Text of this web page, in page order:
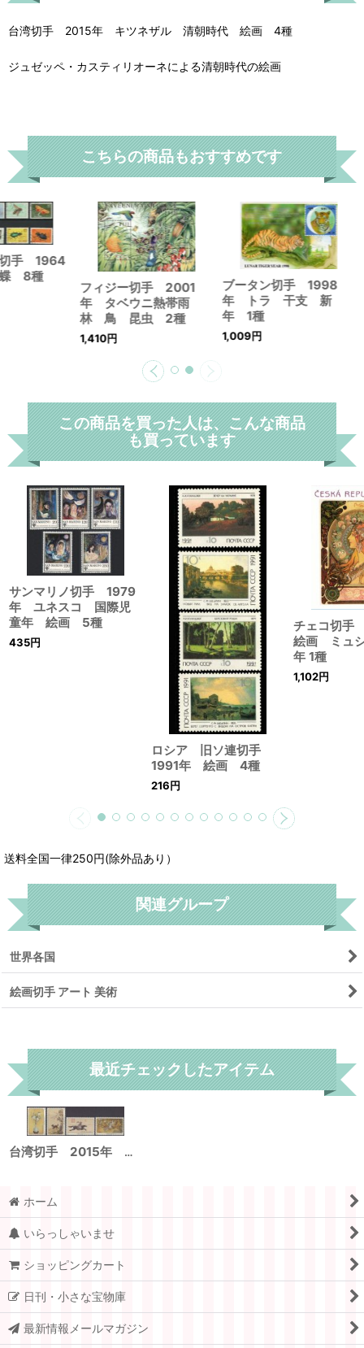
台湾切手 2015年 キツネザル 清朝時代 絵画 4種
ジュゼッペ・カスティリオーネによる清朝時代の絵画
こちらの商品もおすすめです
切手 1964
8種
フィジー切手 2001
年 タベウニ熱帯雨
林 鳥 昆虫 2種
1,410円
ブータン切手 1998
年 トラ 干支 新
年 1種
1,009円
この商品を買った人は、こんな商品
も買っています
サンマリノ切手 1979
年 ユネスコ 国際児
童年 絵画 5種
435円
ロシア 旧ソ連切手
1991年 絵画 4種
216円
チェコ切
絵画 ミュ
年 1種
1,102円
送料全国一律250円(除外品あり）
関連グループ
世界各国
絵画切手 アート 美術
最近チェックしたアイテム
台湾切手 2015年 キツネザル 清朝時代 絵画 4種
ホーム
いらっしゃいませ
ショッピングカート
日刊・小さな宝物庫
最新情報メールマガジン